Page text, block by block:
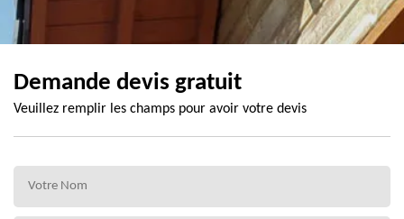
Demande devis gratuit
Veuillez remplir les champs pour avoir votre devis